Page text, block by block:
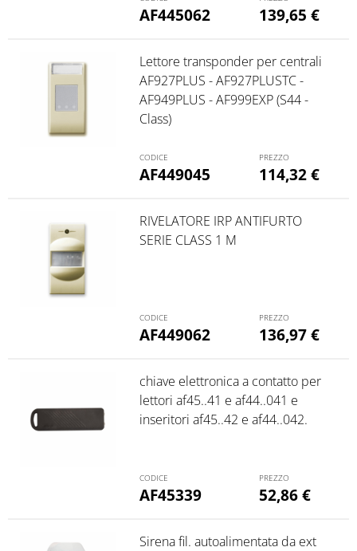
AF445062 139,65 €
AF449045
Lettore transponder per centrali
AF927PLUS - AF927PLUSTC -
AF949PLUS - AF999EXP (S44 -
Class)
114,32€
AF449062
RIVELATORE IRP ANTIFURTO
SERIE CLASS 1 M
136,97€
AF45339
chiave elettronica a contatto per
lettori af45..41 e af44..041 e
inseritori af45..42 e af44..042.
52,86€
Sirena fil. autoalimentata da ext